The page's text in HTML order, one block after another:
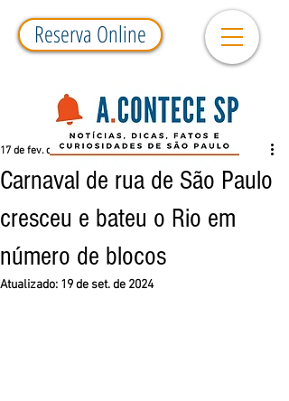
Reserva Online
Carnaval de rua de São Paulo
cresceu e bateu o Rio em
número de blocos
17 de fev. de 2018 3 min de leitura
Atualizado: 19 de set. de 2024